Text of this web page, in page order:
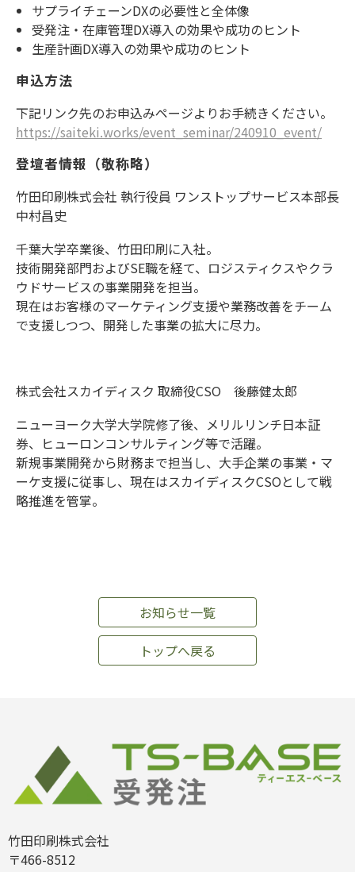
サプライチェーンDXの必要性と全体像
受発注・在庫管理DX導入の効果や成功のヒント
生産計画DX導入の効果や成功のヒント
申込方法
下記リンク先のお申込みページよりお手続きください。
https://saiteki.works/event_seminar/240910_event/
登壇者情報（敬称略）
竹田印刷株式会社 執行役員 ワンストップサービス本部長
中村昌史
千葉大学卒業後、竹田印刷に入社。
技術開発部門およびSE職を経て、ロジスティクスやクラ
ウドサービスの事業開発を担当。
現在はお客様のマーケティング支援や業務改善をチーム
で支援しつつ、開発した事業の拡大に尽力。
株式会社スカイディスク 取締役CSO 後藤健太郎
ニューヨーク大学大学院修了後、メリルリンチ日本証
券、ヒューロンコンサルティング等で活躍。
新規事業開発から財務まで担当し、大手企業の事業・マ
ーケ支援に従事し、現在はスカイディスクCSOとして戦
略推進を管掌。
お知らせ一覧
トップへ戻る
竹田印刷株式会社
〒466-8512